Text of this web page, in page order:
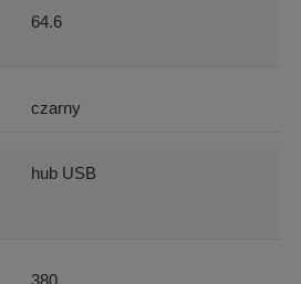
64.6
czarny
hub USB
380